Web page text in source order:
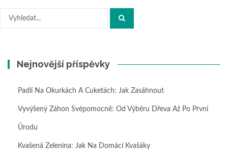
Nejnovější příspěvky
Padlí Na Okurkách A Cuketách: Jak Zasáhnout
Vyvýšený Záhon Svépomocně: Od Výběru Dřeva Až Po První
Úrodu
Kvašená Zelenina: Jak Na Domácí Kvašáky